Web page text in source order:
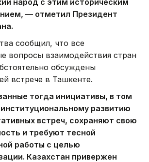
— отметил Президент
сообщил, что все
вопросы взаимодействия стран
обсуждены
встрече в Ташкенте.
тогда инициативы, в том
развитию
встреч, сохраняют свою
и требуют тесной
работы с целью
Казахстан привержен